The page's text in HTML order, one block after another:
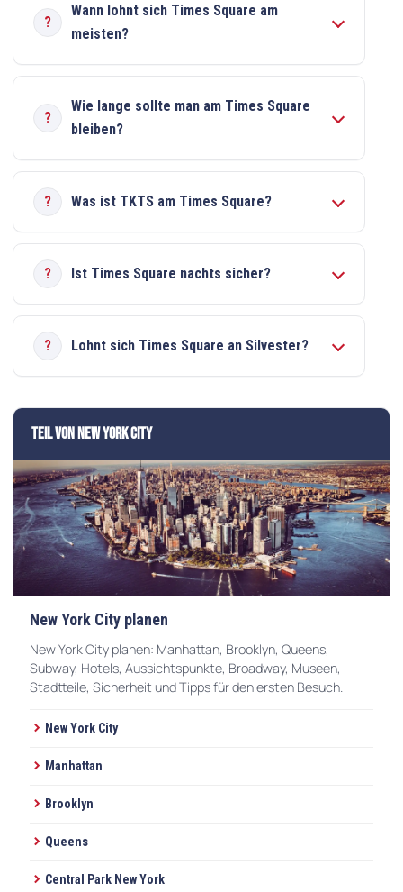
Wann lohnt sich Times Square am
meisten?
Wie lange sollte man am Times Square
bleiben?
Was ist TKTS am Times Square?
Ist Times Square nachts sicher?
Lohnt sich Times Square an Silvester?
Teil von New York City
New York City planen
New York City planen: Manhattan, Brooklyn, Queens,
Subway, Hotels, Aussichtspunkte, Broadway, Museen,
Stadtteile, Sicherheit und Tipps für den ersten Besuch.
New York City
Manhattan
Brooklyn
Queens
Central Park New York